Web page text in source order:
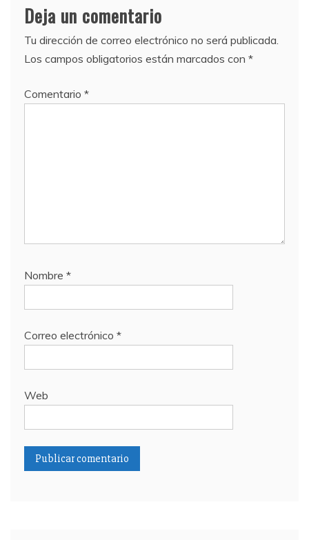
Deja un comentario
Tu dirección de correo electrónico no será publicada.
Los campos obligatorios están marcados con *
Comentario *
Nombre *
Correo electrónico *
Web